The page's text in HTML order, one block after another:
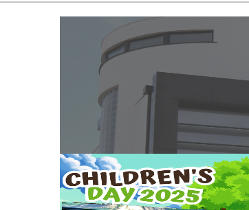
สมาชิก
ทรัพย์สิน
บริการ
ติดต่อ เพิ่มเติม